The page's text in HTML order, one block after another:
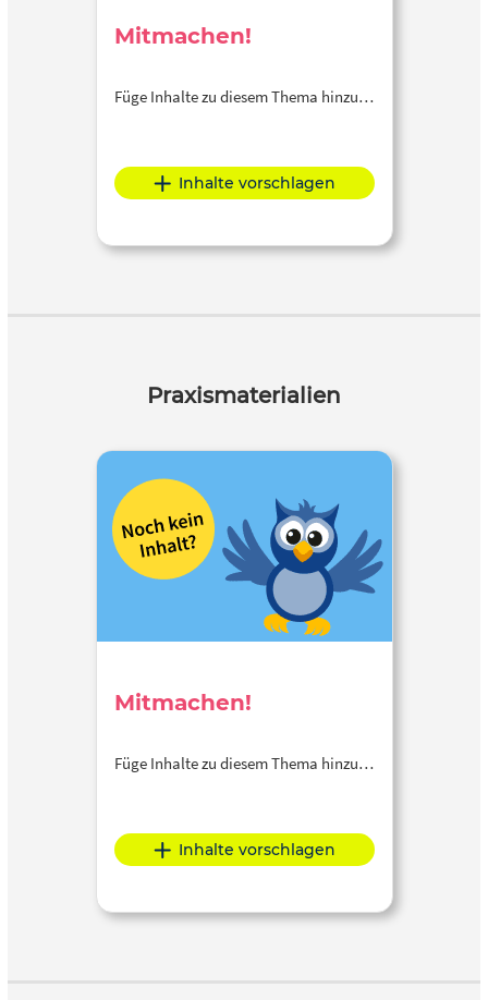
Mitmachen!
Füge Inhalte zu diesem Thema hinzu…
Inhalte vorschlagen
Praxismaterialien
Mitmachen!
Füge Inhalte zu diesem Thema hinzu…
Inhalte vorschlagen